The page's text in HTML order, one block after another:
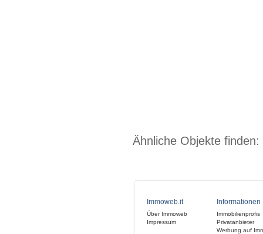
Ähnliche Objekte finden:
Immoweb.it
Über Immoweb
Impressum
Informationen
Immobilienprofis
Privatanbieter
Werbung auf